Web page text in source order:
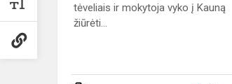
tėveliais ir mokytoja vyko į Kauną
žiūrėti...